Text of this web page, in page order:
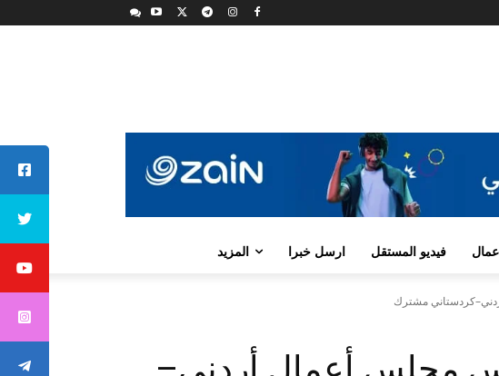
فيديو المستقل ارسل خبرا المزيد
مشترك